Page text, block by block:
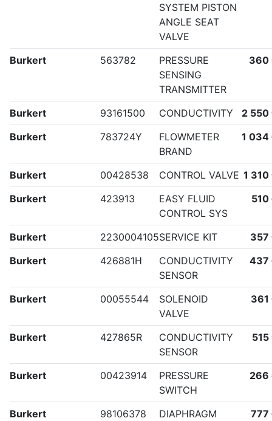
SYSTEM PISTON
ANGLE SEAT
VALVE
Burkert 563782
PRESSURE
SENSING
TRANSMITTER
360
Burkert 93161500 CONDUCTIVITY
2 550
Burkert
783724Y
FLOWMETER
BRAND
1 034
Burkert 00428538 CONTROL VALVE 1 310
Burkert
423913
EASY FLUID
CONTROL SYS
510
Burkert 2230004105SERVICE KIT
357
Burkert
426881H
CONDUCTIVITY
SENSOR
437
Burkert 00055544
SOLENOID
VALVE
361
Burkert 427865R
CONDUCTIVITY
SENSOR
515
Burkert 00423914
PRESSURE
SWITCH
266
Burkert 98106378 DIAPHRAGM 777